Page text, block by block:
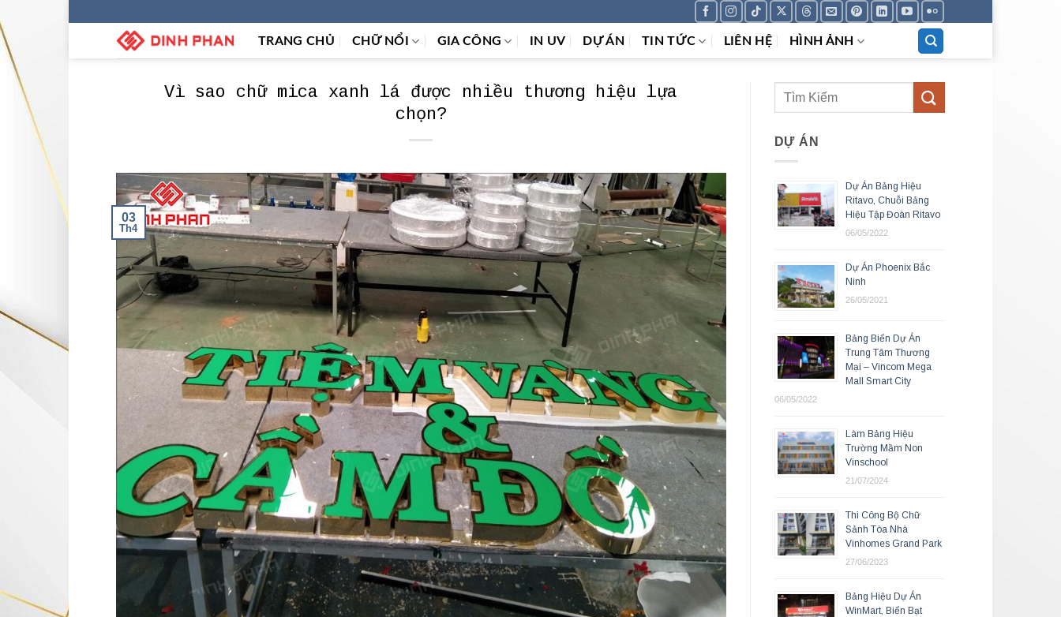
TRANG CHỦ CHỮ NỔI GIA CÔNG IN UV DỰ ÁN TIN TỨC LIÊN HỆ HÌNH ẢNH
Vì sao chữ mica xanh lá được nhiều thương hiệu lựa
chọn?
03
Th4
DỰ ÁN
Dự Án Bảng Hiệu
Ritavo, Chuỗi Bảng
Hiệu Tập Đoàn Ritavo
06/05/2022
Dự Án Phoenix Bắc
Ninh
26/05/2021
Bảng Biển Dự Án
Trung Tâm Thương
Mại – Vincom Mega
Mall Smart City
06/05/2022
Làm Bảng Hiệu
Trường Mầm Non
Vinschool
21/07/2024
Thi Công Bộ Chữ
Sảnh Tòa Nhà
Vinhomes Grand Park
27/06/2023
Bảng Hiệu Dự Án
WinMart, Biển Bạt